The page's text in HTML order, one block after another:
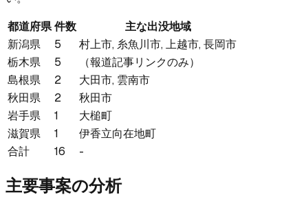
都道府県件数
主な出没地域
新潟県
5
村上市, 糸魚川市, 上越市, 長岡市
栃木県
5
（報道記事リンクのみ）
島根県
2
大田市, 雲南市
秋田県
2
秋田市
岩手県
1
大槌町
滋賀県
1
伊香立向在地町
合計
16 -
主要事案の分析